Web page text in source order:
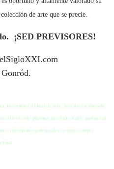
de arte que se precie.
¡SED PREVISORES!
inversión en obras de arte, invertir en obras de
en arte pintura, invertir en arte pintura al
inversiones potenciales en arte, compra